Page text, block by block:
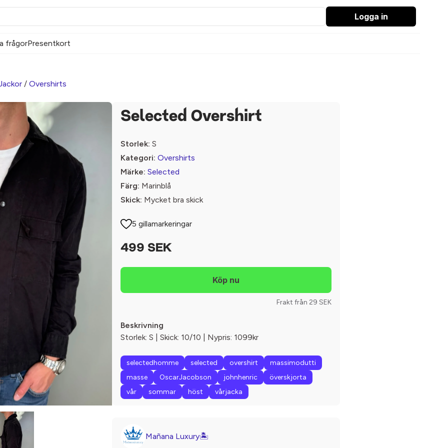
Logga in
frågorPresentkort
/ Overshirts
Selected Overshirt
Storlek: S
Kategori: Overshirts
Märke: Selected
Färg: Marinblå
Skick: Mycket bra skick
5 gillamarkeringar
499 SEK
Frakt från 29 SEK
Beskrivning
Storlek: S | Skick: 10/10 | Nypris: 1099kr
selectedhomme selected overshirt
massimodutti
masse
OscarJacobson johnhenric
överskjorta
vår
sommar höst vårjacka
Mañana Luxury🏝️